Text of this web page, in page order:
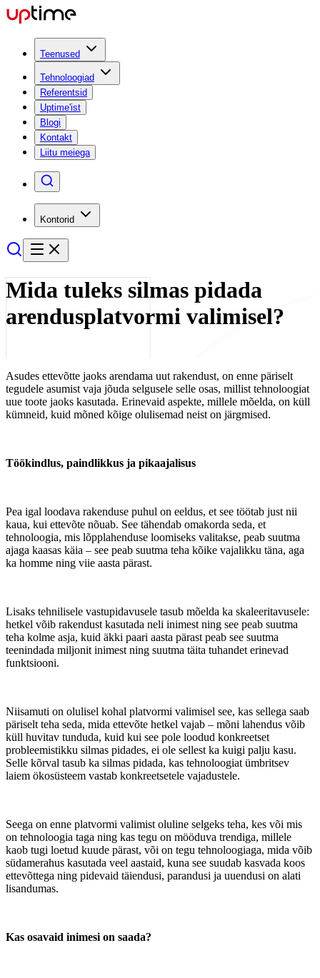
Teenused
Tehnoloogiad
Referentsid
Uptime'ist
Blogi
Kontakt
Liitu meiega
Kontorid
Mida tuleks silmas pidada
arendusplatvormi valimisel?
Asudes ettevõtte jaoks arendama uut rakendust, on enne päriselt
tegudele asumist vaja jõuda selgusele selle osas, millist tehnoloogiat
uue toote jaoks kasutada. Erinevaid aspekte, millele mõelda, on küll
kümneid, kuid mõned kõige olulisemad neist on järgmised.
Töökindlus, paindlikkus ja pikaajalisus
Pea igal loodava rakenduse puhul on eeldus, et see töötab just nii
kaua, kui ettevõte nõuab. See tähendab omakorda seda, et
tehnoloogia, mis lõpplahenduse loomiseks valitakse, peab suutma
ajaga kaasas käia – see peab suutma teha kõike vajalikku täna, aga
ka homme ning viie aasta pärast.
Lisaks tehnilisele vastupidavusele tasub mõelda ka skaleeritavusele:
hetkel võib rakendust kasutada neli inimest ning see peab suutma
teha kolme asja, kuid äkki paari aasta pärast peab see suutma
teenindada miljonit inimest ning suutma täita tuhandet erinevad
funktsiooni.
Niisamuti on olulisel kohal platvormi valimisel see, kas sellega saab
päriselt teha seda, mida ettevõte hetkel vajab – mõni lahendus võib
küll huvitav tunduda, kuid kui see pole loodud konkreetset
probleemistikku silmas pidades, ei ole sellest ka kuigi palju kasu.
Selle kõrval tasub ka silmas pidada, kas tehnoloogiat ümbritsev
laiem ökosüsteem vastab konkreetsetele vajadustele.
Seega on enne platvormi valimist oluline selgeks teha, kes või mis
on tehnoloogia taga ning kas tegu on mööduva trendiga, millele
kaob tugi loetud kuude pärast, või on tegu tehnoloogiaga, mida võib
südamerahus kasutada veel aastaid, kuna see suudab kasvada koos
ettevõttega ning pidevaid täiendusi, parandusi ja uuendusi on alati
lisandumas.
Kas osavaid inimesi on saada?